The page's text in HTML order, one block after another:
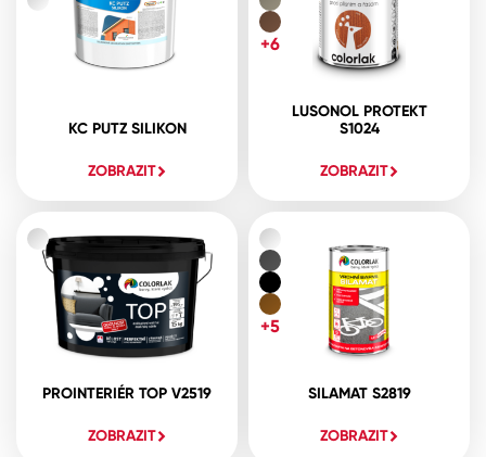
KC PUTZ SILIKON
ZOBRAZIT
LUSONOL PROTEKT
S1024
ZOBRAZIT
+6
PROINTERIÉR TOP V2519
ZOBRAZIT
SILAMAT S2819
ZOBRAZIT
+5